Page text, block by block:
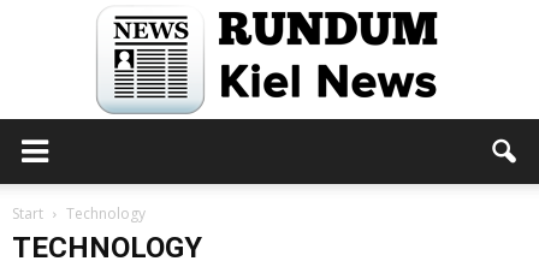
Start Technology
TECHNOLOGY